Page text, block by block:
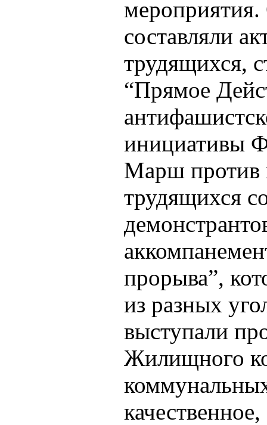
составляли
трудящихся,
“Прямое
инициативы
Марш против
трудящихся
прорыва”,
из разных
выступали
Жилищного